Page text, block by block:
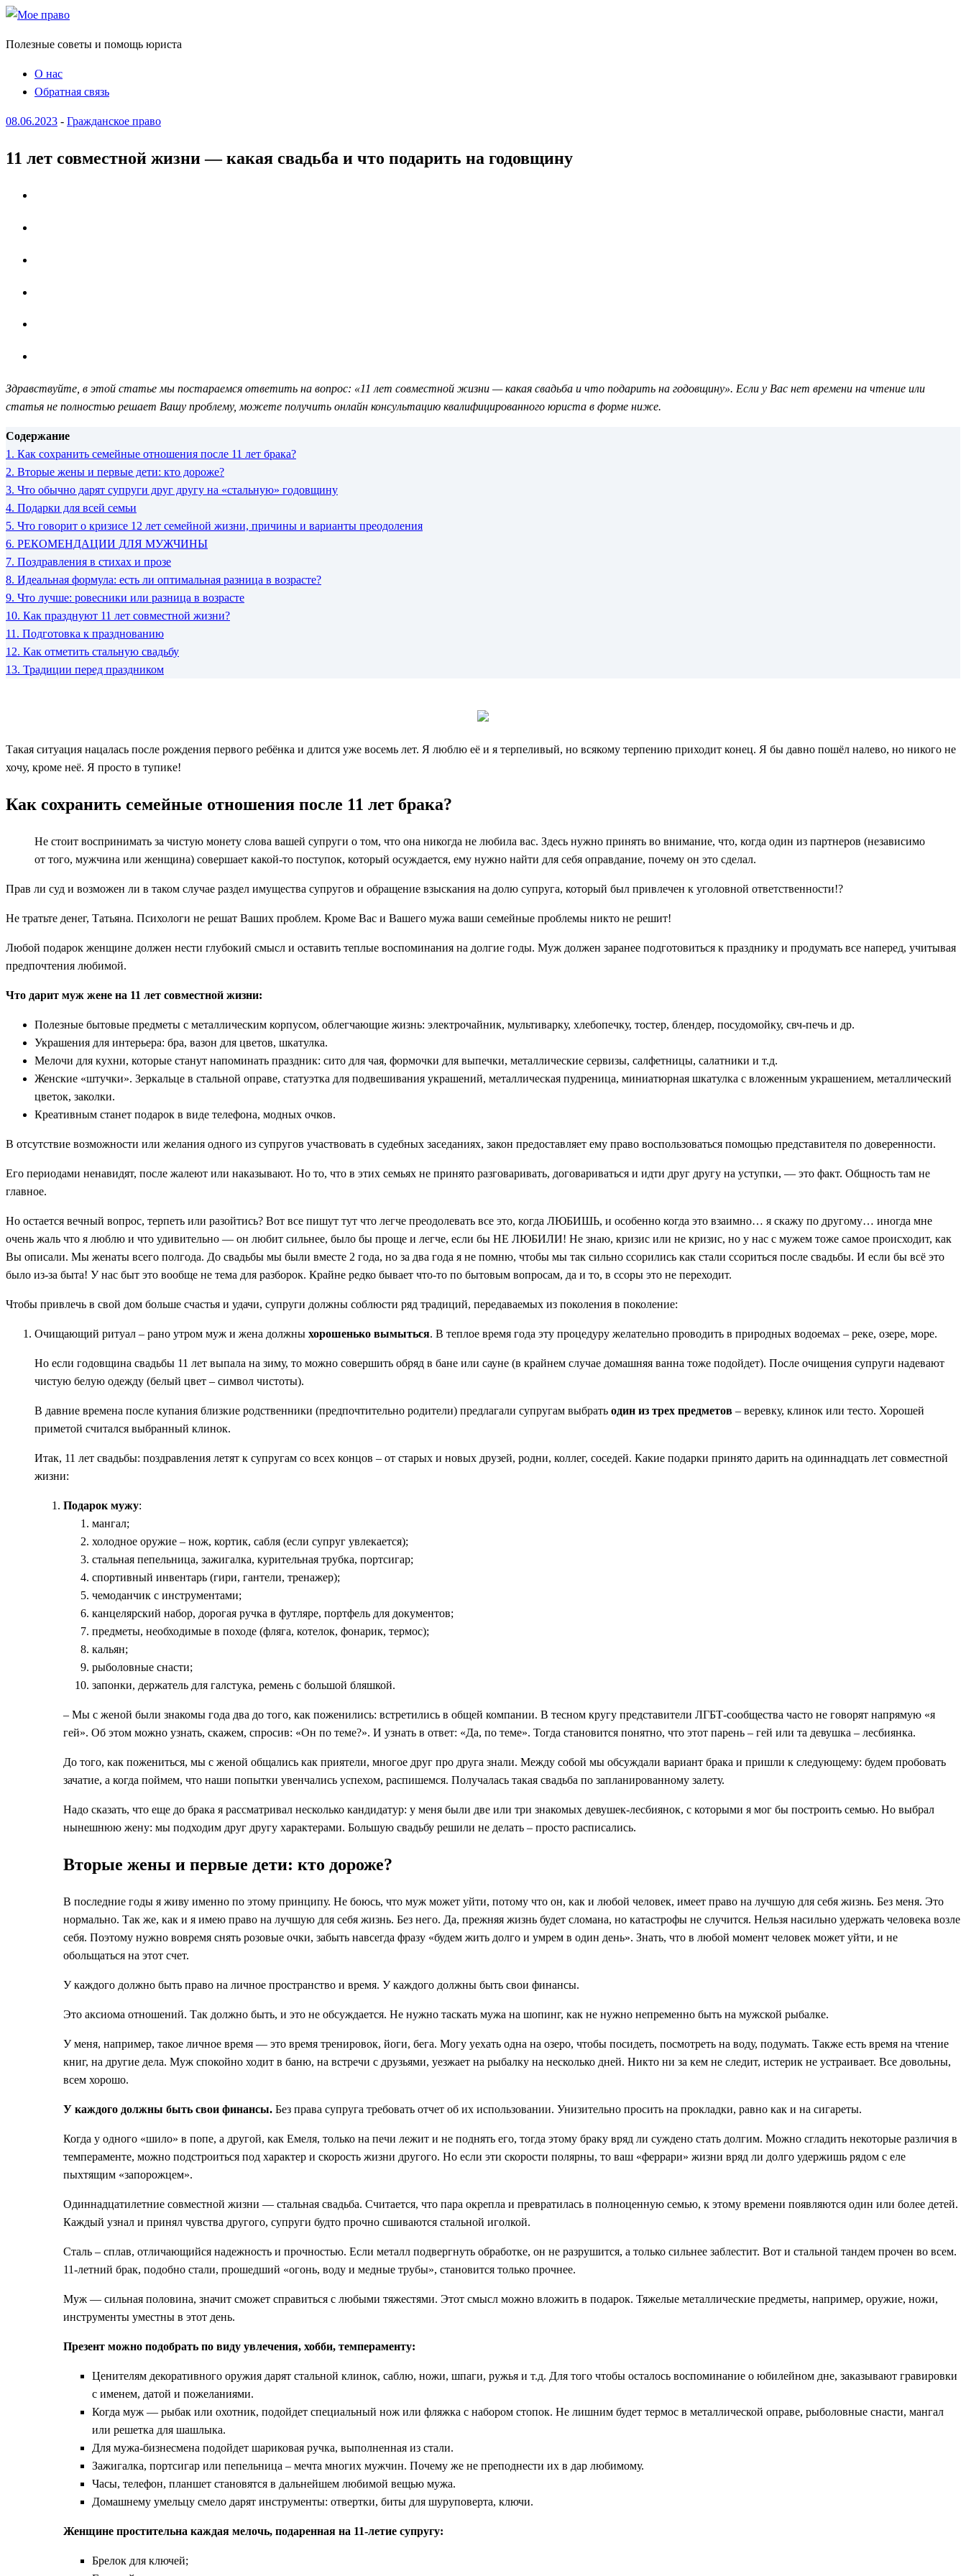
Полезные советы и помощь юриста
О нас
Обратная связь
08.06.2023 - Гражданское право
11 лет совместной жизни — какая свадьба и что подарить на годовщину
Здравствуйте, в этой статье мы постараемся ответить на вопрос: «11 лет совместной жизни — какая свадьба и что подарить на годовщину». Если у Вас нет времени на чтение или
статья не полностью решает Вашу проблему, можете получить онлайн консультацию квалифицированного юриста в форме ниже.
Содержание
1. Как сохранить семейные отношения после 11 лет брака?
2. Вторые жены и первые дети: кто дороже?
3. Что обычно дарят супруги друг другу на «стальную» годовщину
4. Подарки для всей семьи
5. Что говорит о кризисе 12 лет семейной жизни, причины и варианты преодоления
6. РЕКОМЕНДАЦИИ ДЛЯ МУЖЧИНЫ
7. Поздравления в стихах и прозе
8. Идеальная формула: есть ли оптимальная разница в возрасте?
9. Что лучше: ровесники или разница в возрасте
10. Как празднуют 11 лет совместной жизни?
11. Подготовка к празднованию
12. Как отметить стальную свадьбу
13. Традиции перед праздником
Такая ситуация нацалась после рождения первого ребёнка и длится уже восемь лет. Я люблю её и я терпеливый, но всякому терпению приходит конец. Я бы давно пошёл налево, но никого не
хочу, кроме неё. Я просто в тупике!
Как сохранить семейные отношения после 11 лет брака?
Не стоит воспринимать за чистую монету слова вашей супруги о том, что она никогда не любила вас. Здесь нужно принять во внимание, что, когда один из партнеров (независимо
от того, мужчина или женщина) совершает какой-то поступок, который осуждается, ему нужно найти для себя оправдание, почему он это сделал.
Прав ли суд и возможен ли в таком случае раздел имущества супругов и обращение взыскания на долю супруга, который был привлечен к уголовной ответственности!?
Не тратьте денег, Татьяна. Психологи не решат Ваших проблем. Кроме Вас и Вашего мужа ваши семейные проблемы никто не решит!
Любой подарок женщине должен нести глубокий смысл и оставить теплые воспоминания на долгие годы. Муж должен заранее подготовиться к празднику и продумать все наперед, учитывая
предпочтения любимой.
Что дарит муж жене на 11 лет совместной жизни:
Полезные бытовые предметы с металлическим корпусом, облегчающие жизнь: электрочайник, мультиварку, хлебопечку, тостер, блендер, посудомойку, свч-печь и др.
Украшения для интерьера: бра, вазон для цветов, шкатулка.
Мелочи для кухни, которые станут напоминать праздник: сито для чая, формочки для выпечки, металлические сервизы, салфетницы, салатники и т.д.
Женские «штучки». Зеркальце в стальной оправе, статуэтка для подвешивания украшений, металлическая пудреница, миниатюрная шкатулка с вложенным украшением, металлический
цветок, заколки.
Креативным станет подарок в виде телефона, модных очков.
В отсутствие возможности или желания одного из супругов участвовать в судебных заседаниях, закон предоставляет ему право воспользоваться помощью представителя по доверенности.
Его периодами ненавидят, после жалеют или наказывают. Но то, что в этих семьях не принято разговаривать, договариваться и идти друг другу на уступки, — это факт. Общность там не
главное.
Но остается вечный вопрос, терпеть или разойтись? Вот все пишут тут что легче преодолевать все это, когда ЛЮБИШЬ, и особенно когда это взаимно… я скажу по другому… иногда мне
очень жаль что я люблю и что удивительно — он любит сильнее, было бы проще и легче, если бы НЕ ЛЮБИЛИ! Не знаю, кризис или не кризис, но у нас с мужем тоже самое происходит, как
Вы описали. Мы женаты всего полгода. До свадьбы мы были вместе 2 года, но за два года я не помню, чтобы мы так сильно ссорились как стали ссориться после свадьбы. И если бы всё это
было из-за быта! У нас быт это вообще не тема для разборок. Крайне редко бывает что-то по бытовым вопросам, да и то, в ссоры это не переходит.
Чтобы привлечь в свой дом больше счастья и удачи, супруги должны соблюсти ряд традиций, передаваемых из поколения в поколение:
Очищающий ритуал – рано утром муж и жена должны хорошенько вымыться. В теплое время года эту процедуру желательно проводить в природных водоемах – реке, озере, море.
Но если годовщина свадьбы 11 лет выпала на зиму, то можно совершить обряд в бане или сауне (в крайнем случае домашняя ванна тоже подойдет). После очищения супруги надевают
чистую белую одежду (белый цвет – символ чистоты).
В давние времена после купания близкие родственники (предпочтительно родители) предлагали супругам выбрать один из трех предметов – веревку, клинок или тесто. Хорошей
приметой считался выбранный клинок.
Итак, 11 лет свадьбы: поздравления летят к супругам со всех концов – от старых и новых друзей, родни, коллег, соседей. Какие подарки принято дарить на одиннадцать лет совместной
жизни:
Подарок мужу:
мангал;
холодное оружие – нож, кортик, сабля (если супруг увлекается);
стальная пепельница, зажигалка, курительная трубка, портсигар;
спортивный инвентарь (гири, гантели, тренажер);
чемоданчик с инструментами;
канцелярский набор, дорогая ручка в футляре, портфель для документов;
предметы, необходимые в походе (фляга, котелок, фонарик, термос);
кальян;
рыболовные снасти;
запонки, держатель для галстука, ремень с большой бляшкой.
– Мы с женой были знакомы года два до того, как поженились: встретились в общей компании. В тесном кругу представители ЛГБТ-сообщества часто не говорят напрямую «я
гей». Об этом можно узнать, скажем, спросив: «Он по теме?». И узнать в ответ: «Да, по теме». Тогда становится понятно, что этот парень – гей или та девушка – лесбиянка.
До того, как пожениться, мы с женой общались как приятели, многое друг про друга знали. Между собой мы обсуждали вариант брака и пришли к следующему: будем пробовать
зачатие, а когда поймем, что наши попытки увенчались успехом, распишемся. Получалась такая свадьба по запланированному залету.
Надо сказать, что еще до брака я рассматривал несколько кандидатур: у меня были две или три знакомых девушек-лесбиянок, с которыми я мог бы построить семью. Но выбрал
нынешнюю жену: мы подходим друг другу характерами. Большую свадьбу решили не делать – просто расписались.
Вторые жены и первые дети: кто дороже?
В последние годы я живу именно по этому принципу. Не боюсь, что муж может уйти, потому что он, как и любой человек, имеет право на лучшую для себя жизнь. Без меня. Это
нормально. Так же, как и я имею право на лучшую для себя жизнь. Без него. Да, прежняя жизнь будет сломана, но катастрофы не случится. Нельзя насильно удержать человека возле
себя. Поэтому нужно вовремя снять розовые очки, забыть навсегда фразу «будем жить долго и умрем в один день». Знать, что в любой момент человек может уйти, и не
обольщаться на этот счет.
У каждого должно быть право на личное пространство и время. У каждого должны быть свои финансы.
Это аксиома отношений. Так должно быть, и это не обсуждается. Не нужно таскать мужа на шопинг, как не нужно непременно быть на мужской рыбалке.
У меня, например, такое личное время — это время тренировок, йоги, бега. Могу уехать одна на озеро, чтобы посидеть, посмотреть на воду, подумать. Также есть время на чтение
книг, на другие дела. Муж спокойно ходит в баню, на встречи с друзьями, уезжает на рыбалку на несколько дней. Никто ни за кем не следит, истерик не устраивает. Все довольны,
всем хорошо.
У каждого должны быть свои финансы. Без права супруга требовать отчет об их использовании. Унизительно просить на прокладки, равно как и на сигареты.
Когда у одного «шило» в попе, а другой, как Емеля, только на печи лежит и не поднять его, тогда этому браку вряд ли суждено стать долгим. Можно сгладить некоторые различия в
темпераменте, можно подстроиться под характер и скорость жизни другого. Но если эти скорости полярны, то ваш «феррари» жизни вряд ли долго удержишь рядом с еле
пыхтящим «запорожцем».
Одиннадцатилетние совместной жизни — стальная свадьба. Считается, что пара окрепла и превратилась в полноценную семью, к этому времени появляются один или более детей.
Каждый узнал и принял чувства другого, супруги будто прочно сшиваются стальной иголкой.
Сталь – сплав, отличающийся надежность и прочностью. Если металл подвергнуть обработке, он не разрушится, а только сильнее заблестит. Вот и стальной тандем прочен во всем.
11-летний брак, подобно стали, прошедший «огонь, воду и медные трубы», становится только прочнее.
Муж — сильная половина, значит сможет справиться с любыми тяжестями. Этот смысл можно вложить в подарок. Тяжелые металлические предметы, например, оружие, ножи,
инструменты уместны в этот день.
Презент можно подобрать по виду увлечения, хобби, темпераменту:
Ценителям декоративного оружия дарят стальной клинок, саблю, ножи, шпаги, ружья и т.д. Для того чтобы осталось воспоминание о юбилейном дне, заказывают гравировки
с именем, датой и пожеланиями.
Когда муж — рыбак или охотник, подойдет специальный нож или фляжка с набором стопок. Не лишним будет термос в металлической оправе, рыболовные снасти, мангал
или решетка для шашлыка.
Для мужа-бизнесмена подойдет шариковая ручка, выполненная из стали.
Зажигалка, портсигар или пепельница – мечта многих мужчин. Почему же не преподнести их в дар любимому.
Часы, телефон, планшет становятся в дальнейшем любимой вещью мужа.
Домашнему умельцу смело дарят инструменты: отвертки, биты для шуруповерта, ключи.
Женщине простительна каждая мелочь, подаренная на 11-летие супругу:
Брелок для ключей;